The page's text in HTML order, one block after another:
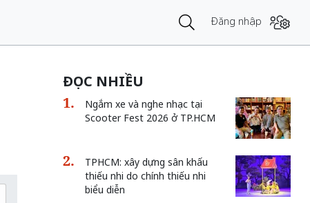
Đăng nhập
ĐỌC NHIỀU
Ngắm xe và nghe nhạc tại
Scooter Fest 2026 ở TP.HCM
TPHCM: xây dựng sân khấu
thiếu nhi do chính thiếu nhi
biểu diễn